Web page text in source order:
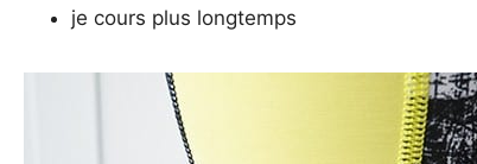
je cours plus longtemps